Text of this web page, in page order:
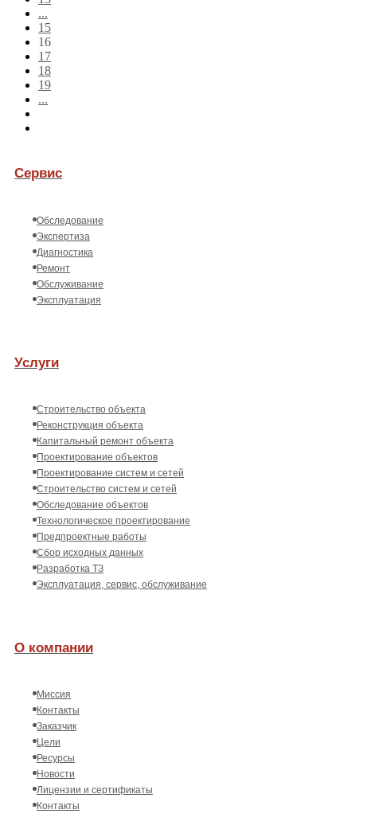
...
15
16
17
18
19
...
Сервис
Обследование
Экспертиза
Диагностика
Ремонт
Обслуживание
Эксплуатация
Услуги
Строительство объекта
Реконструкция объекта
Капитальный ремонт объекта
Проектирование объектов
Проектирование систем и сетей
Строительство систем и сетей
Обследование объектов
Технологическое проектирование
Предпроектные работы
Сбор исходных данных
Разработка ТЗ
Эксплуатация, сервис, обслуживание
О компании
Миссия
Контакты
Заказчик
Цели
Ресурсы
Новости
Лицензии и сертификаты
Контакты